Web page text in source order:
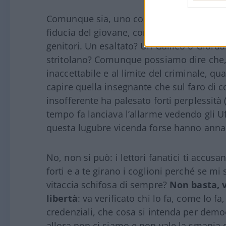
Comunque sia, uno così era riuscito, da
fiducia del giovane, conosciuto a una
genitori. Un esaltato? Un Galileo o
stritolano? Comunque possiamo dire
inaccettabile e al limite del criminale,
capire quella insegnante che sul faro di
insofferente ha palesato forti perplessità
tempo fa lanciava l’allarme vedendo gli
questa lugubre vicenda forse hanno
No, non si può: i lettori fanatici ti
forti e a te girano i coglioni perché se mi
vitaccia schifosa di sempre? Non basta,
libertà: va verificato chi lo fa, come lo
credenziali, che cosa si intenda per